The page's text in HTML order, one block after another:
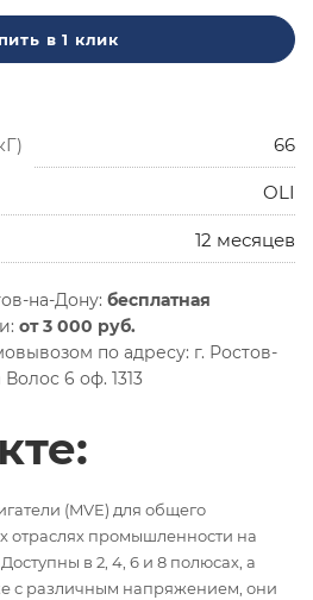
в 1 клик
66
OLI
12 месяцев
на-Дону: бесплатная
от 3 000 руб.
по адресу: г. Ростов-
6 оф. 1313
(MVE) для общего
отраслях промышленности на
в 2, 4, 6 и 8 полюсах, а
с различным напряжением, они